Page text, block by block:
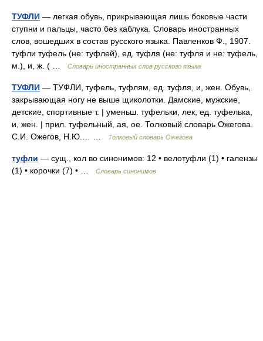
ТУФЛИ — легкая обувь, прикрывающая лишь боковые части
ступни и пальцы, часто без каблука. Словарь иностранных
слов, вошедших в состав русского языка. Павленков Ф., 1907.
туфли туфель (не: туфлей), ед. туфля (не: туфля и не: туфель,
м.), и, ж. ( …
Словарь иностранных слов русского языка
ТУФЛИ — ТУФЛИ, туфель, туфлям, ед. туфля, и, жен. Обувь,
закрывающая ногу не выше щиколотки. Дамские, мужские,
детские, спортивные т. | уменьш. туфельки, лек, ед. туфелька,
и, жен. | прил. туфельный, ая, ое. Толковый словарь Ожегова.
С.И. Ожегов, Н.Ю.… …
Толковый словарь Ожегова
туфли — сущ., кол во синонимов: 12 • велотуфли (1) • галензы
(1) • корочки (7) • …
Словарь синонимов